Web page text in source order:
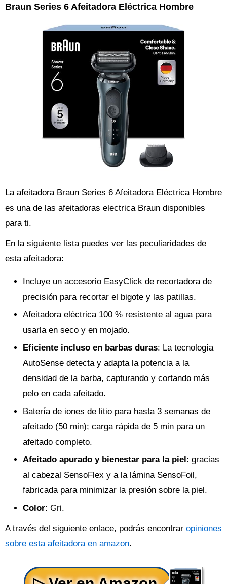
Braun Series 6 Afeitadora Eléctrica Hombre
La afeitadora Braun Series 6 Afeitadora Eléctrica Hombre
es una de las afeitadoras electrica Braun disponibles
para ti.
En la siguiente lista puedes ver las peculiaridades de
esta afeitadora:
Incluye un accesorio EasyClick de recortadora de
precisión para recortar el bigote y las patillas.
Afeitadora eléctrica 100 % resistente al agua para
usarla en seco y en mojado.
Eficiente incluso en barbas duras: La tecnología
AutoSense detecta y adapta la potencia a la
densidad de la barba, capturando y cortando más
pelo en cada afeitado.
Batería de iones de litio para hasta 3 semanas de
afeitado (50 min); carga rápida de 5 min para un
afeitado completo.
Afeitado apurado y bienestar para la piel: gracias
al cabezal SensoFlex y a la lámina SensoFoil,
fabricada para minimizar la presión sobre la piel.
Color: Gri.
A través del siguiente enlace, podrás encontrar opiniones
sobre esta afeitadora en amazon.